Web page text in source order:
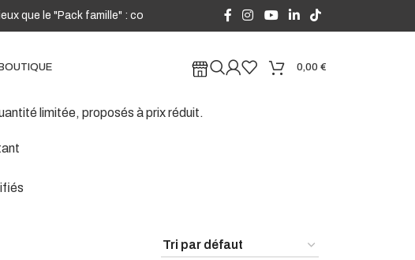
que le "Pack famille" : combinez USB-A et USB-C à volonté, avec des remises
BOUTIQUE 0,00 €
limitée, proposés à prix réduit.